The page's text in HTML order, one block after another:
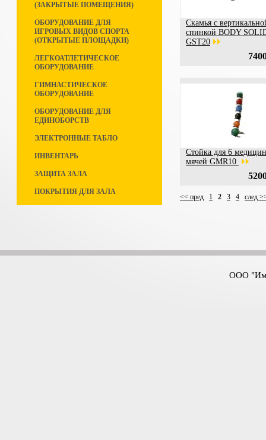
(ЗАКРЫТЫЕ ПОМЕЩЕНИЯ)
ОБОРУДОВАНИЕ ДЛЯ
ИГРОВЫХ ВИДОВ СПОРТА
(ОТКРЫТЫЕ ПЛОЩАДКИ)
ЛЕГКОАТЛЕТИЧЕСКОЕ
ОБОРУДОВАНИЕ
ГИМНАСТИЧЕСКОЕ
ОБОРУДОВАНИЕ
ОБОРУДОВАНИЕ ДЛЯ
ЕДИНОБОРСТВ
ЭЛЕКТРОННЫЕ ТАБЛО
ИНВЕНТАРЬ
ЗАЩИТА ЗАЛА
ПОКРЫТИЯ ДЛЯ ЗАЛА
Скамья с
спинкой BODY
GST20
Стойка для 6
мячей GMR10
<< пред 1 2 3 4 след
ООО